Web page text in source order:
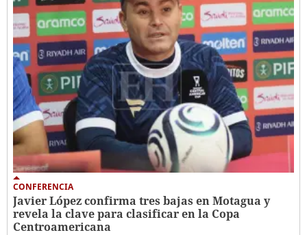
CONFERENCIA
Javier López confirma tres bajas en Motagua y
revela la clave para clasificar en la Copa
Centroamericana